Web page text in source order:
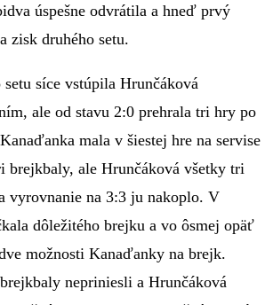
úspešne odvrátila a hneď prvý
zisk druhého setu.
síce vstúpila Hrunčáková
ale od stavu 2:0 prehrala tri hry po
mala v šiestej hre na servise
brejkbaly, ale Hrunčáková všetky tri
vyrovnanie na 3:3 ju nakoplo. V
dôležitého brejku a vo ôsmej opäť
možnosti Kanaďanky na brejk.
nepriniesli a Hrunčáková